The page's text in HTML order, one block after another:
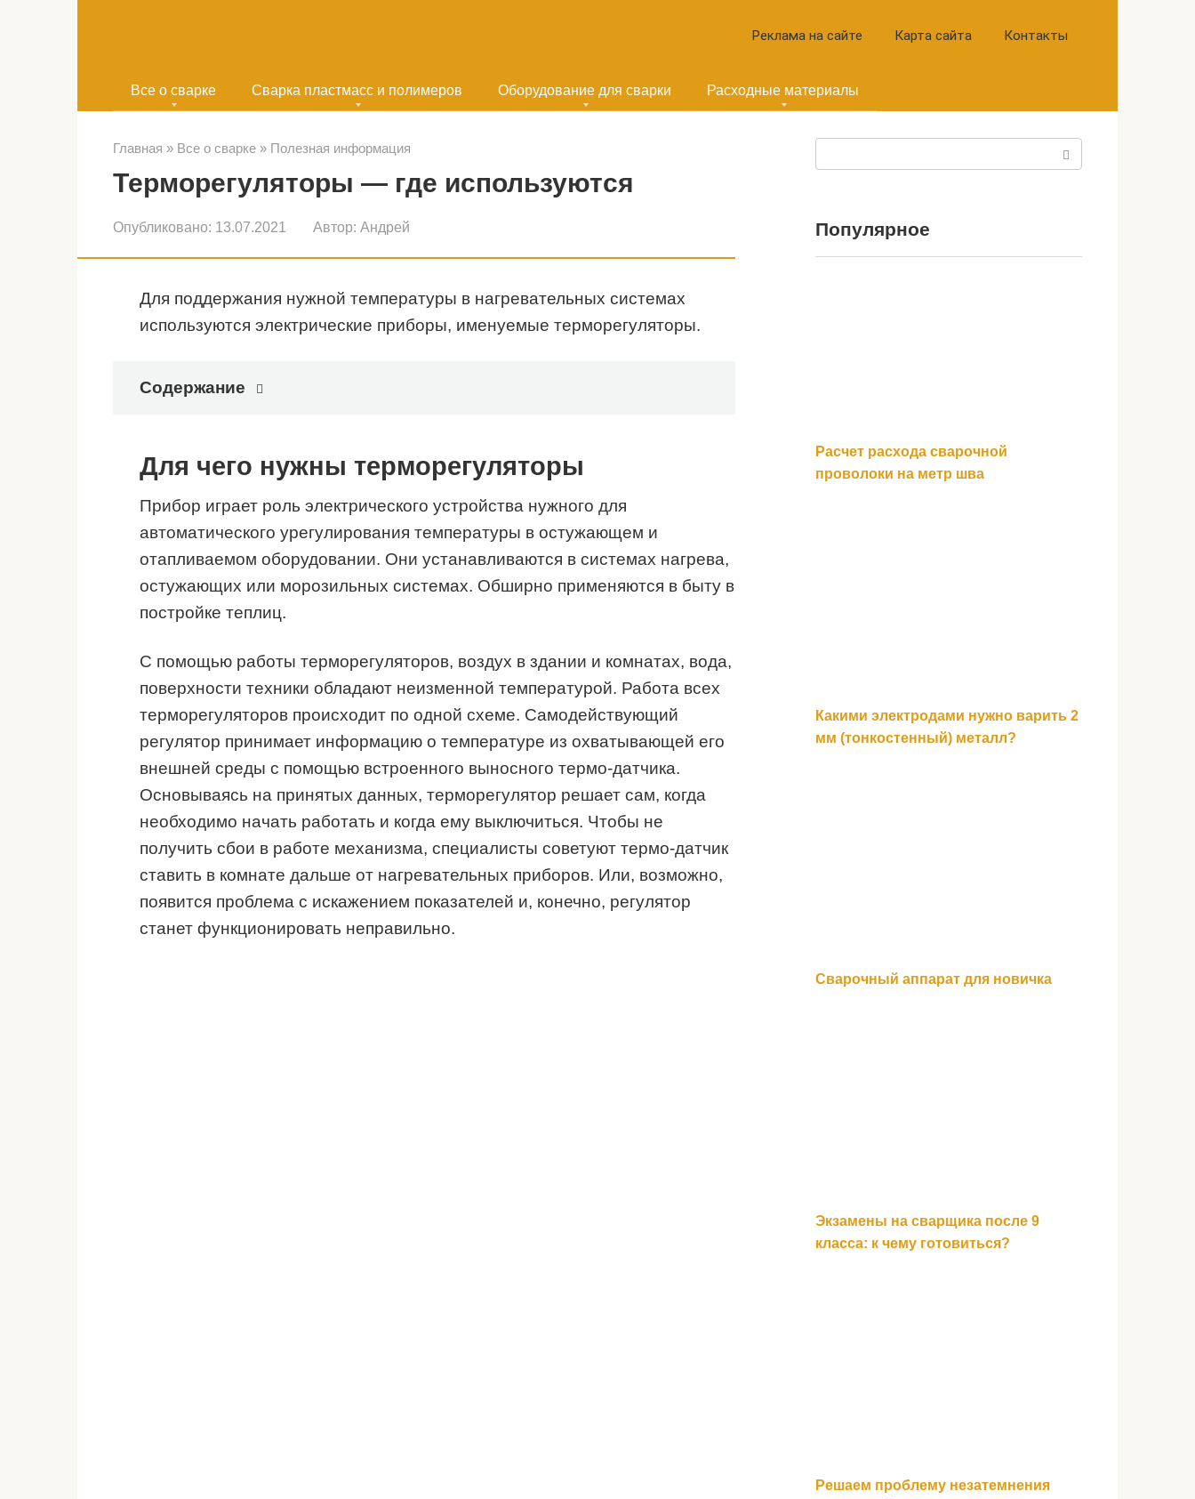
Реклама на сайте Карта сайта Контакты
Все о сварке Сварка пластмасс и полимеров Оборудование для сварки Расходные материалы
Главная » Все о сварке » Полезная информация
Терморегуляторы — где используются
Опубликовано: 13.07.2021 Автор: Андрей
Для поддержания нужной температуры в нагревательных системах
используются электрические приборы, именуемые терморегуляторы.
Содержание
Для чего нужны терморегуляторы
Прибор играет роль электрического устройства нужного для
автоматического урегулирования температуры в остужающем и
отапливаемом оборудовании. Они устанавливаются в системах нагрева,
остужающих или морозильных системах. Обширно применяются в быту в
постройке теплиц.
С помощью работы терморегуляторов, воздух в здании и комнатах, вода,
поверхности техники обладают неизменной температурой. Работа всех
терморегуляторов происходит по одной схеме. Самодействующий
регулятор принимает информацию о температуре из охватывающей его
внешней среды с помощью встроенного выносного термо-датчика.
Основываясь на принятых данных, терморегулятор решает сам, когда
необходимо начать работать и когда ему выключиться. Чтобы не
получить сбои в работе механизма, специалисты советуют термо-датчик
ставить в комнате дальше от нагревательных приборов. Или, возможно,
появится проблема с искажением показателей и, конечно, регулятор
станет функционировать неправильно.
Популярное
Расчет расхода сварочной
проволоки на метр шва
Какими электродами нужно варить 2
мм (тонкостенный) металл?
Сварочный аппарат для новичка
Экзамены на сварщика после 9
класса: к чему готовиться?
Решаем проблему незатемнения